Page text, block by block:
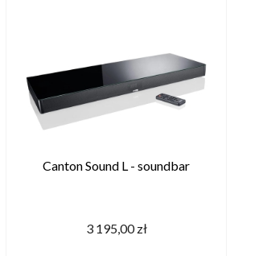
Canton Sound L - soundbar
3 195,00 zł